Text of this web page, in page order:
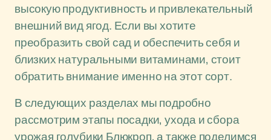
высокую продуктивность и привлекательный
внешний вид ягод. Если вы хотите
преобразить свой сад и обеспечить себя и
близких натуральными витаминами, стоит
обратить внимание именно на этот сорт.
В следующих разделах мы подробно
рассмотрим этапы посадки, ухода и сбора
урожая голубики Блюкроп, а также поделимся